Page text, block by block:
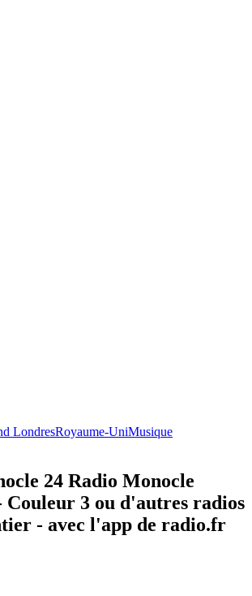
LondresRoyaume-UniMusique
24 Radio Monocle
Couleur 3 ou d'autres radios
- avec l'app de radio.fr